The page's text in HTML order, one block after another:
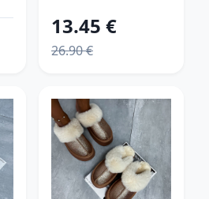
13.45 €
26.90 €